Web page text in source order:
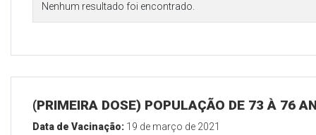
Nenhum resultado foi encontrado.
(PRIMEIRA DOSE) POPULAÇÃO DE 73 À 76
Data de Vacinação: 19 de março de 2021